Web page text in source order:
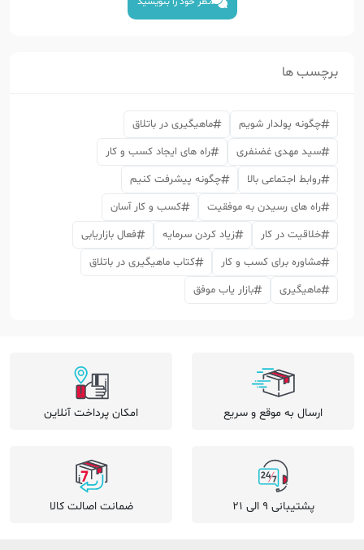
برچسب ها
چگونه پولدار شویم
ماهیگیری در باتلاق
سید مهدی غضنفری
راه های ایجاد کسب و کار
روابط اجتماعی بالا
چگونه پیشرفت کنیم
راه های رسیدن به موفقیت
کسب و کار آسان
خلاقیت در کار
زیاد کردن سرمایه
فعال بازاریابی
مشاوره برای کسب و کار
کتاب ماهیگیری در باتلاق
ماهیگیری
بازار یاب موفق
ارسال به موقع و سریع امکان پرداخت آنلاین
پشتیبانی 9 الی 21 ضمانت اصالت کالا